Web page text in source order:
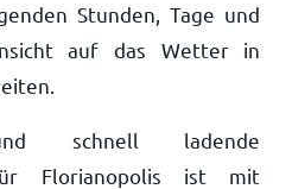
Stunden, Tage und
auf das Wetter in
schnell ladende
Florianopolis ist mit